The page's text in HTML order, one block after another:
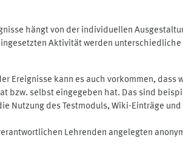
hängt von der individuellen
Aktivität werden
Ereignisse kann es auch vorkommen,
bzw. selbst eingegeben hat. Das sind
Nutzung des Testmoduls, Wiki-Einträge
Lehrenden angelegten